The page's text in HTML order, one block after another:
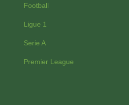
Football
Ligue 1
Serie A
Premier League